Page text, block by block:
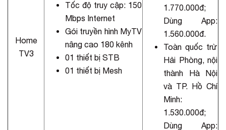
Home
TV3
Tốc độ truy cập: 150
Mbps Internet
Gói truyền hình MyTV
nâng cao 180 kênh
01 thiết bị STB
01 thiết bị Mesh
1.770.000đ;
Dùng App:
1.560.000đ.
Toàn quốc trừ
Hải Phòng, nội
thành Hà Nội
và TP. Hồ Chí
Minh:
1.530.000đ;
Dùng App: